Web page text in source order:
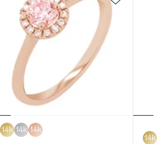
14k 14k 14k
14k